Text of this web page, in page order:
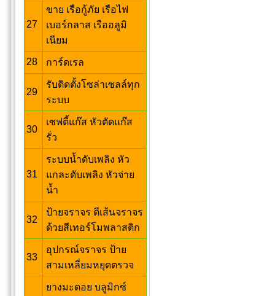
27
ขาย เรือกู้ภัย เรือไฟ
เบอร์กลาส เรืออลูมิ
เนียม
28 การ์ดเรล
29
รับติดตั้งโซล่าเซลล์ทุก
ระบบ
30
เซฟตี้แก๊ส หัวตัดแก๊ส
รั่ว
31
ระบบน้ำดับเพลิง หัว
แกละดับเพลิง หัวจ่าย
น้ำ
32
ป้ายจราจร ตีเส้นจราจร
ด้วยสีเทอร์โมพลาสติก
33
อุปกรณ์จราจร ป้าย
สามเหลี่ยมหยุดตรวจ
ยางมะตอย บลูมิกซ์